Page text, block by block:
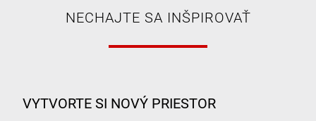
NECHAJTE SA INŠPIROVAŤ
VYTVORTE SI NOVÝ PRIESTOR